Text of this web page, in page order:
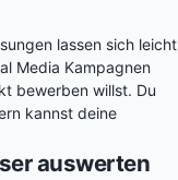
lassen sich leicht
Media Kampagnen
bewerben willst. Du
kannst deine
auswerten